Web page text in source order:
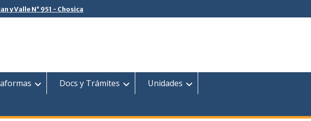
y Valle N° 951 - Chosica
Docs y Trámites
Unidades